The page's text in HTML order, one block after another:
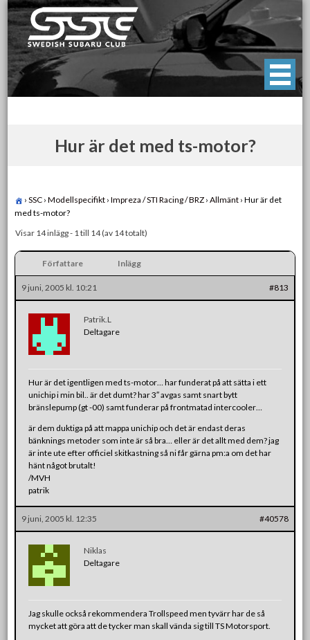
Skip
to
content
Swedish Subaru Club
För oss som älskar Subaru!
Hur är det med ts-motor?
› SSC › Modellspecifikt › Impreza / STI Racing / BRZ › Allmänt › Hur är det
med ts-motor?
Visar 14 inlägg - 1 till 14 (av 14 totalt)
Författare Inlägg
9 juni, 2005 kl. 10:21 #813
Patrik.L
Deltagare
Hur är det igentligen med ts-motor… har funderat på att sätta i ett
unichip i min bil.. är det dumt? har 3″ avgas samt snart bytt
bränslepump (gt -00) samt funderar på frontmatad intercooler…
är dem duktiga på att mappa unichip och det är endast deras
bänknings metoder som inte är så bra… eller är det allt med dem? jag
är inte ute efter officiel skitkastning så ni får gärna pm:a om det har
hänt något brutalt!
/MVH
patrik
9 juni, 2005 kl. 12:35 #40578
Niklas
Deltagare
Jag skulle också rekommendera Trollspeed men tyvärr har de så
mycket att göra att de tycker man skall vända sig till TS Motorsport.